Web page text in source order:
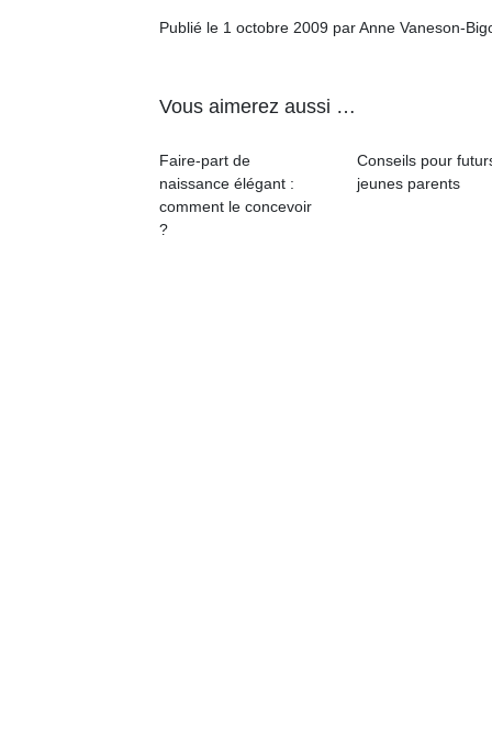
Publié le 1 octobre 2009 par Anne Vaneson-
Vous aimerez aussi …
Faire-part de
naissance élégant :
comment le concevoir
?
Conseils pour
jeunes parents